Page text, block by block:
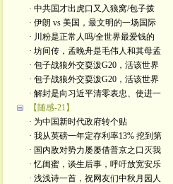
· 中共国才出虎口又入狼窝/包子拨
· 伊朗 vs 美国，最文明的一场国际
· 川粉是正常人吗/全世界最爱钱的
· 坊间传，孟晚舟是毛伟人和其母孟
· 包子战狼外交耍泼G20，活该世界
· 包子战狼外交耍泼G20，活该世界
· 解封是向习近平清零表忠、使进一
【随感-21】
· 为中国新时代政府转个贴
· 我从英磅一年定存利率13% 挖到第
· 国内敌对势力屡屡借普京之口灭我
· 忆闺蜜，谈生后事，呼吁放宽安乐
· 浅浅诗一首，祝网友们中秋月园人